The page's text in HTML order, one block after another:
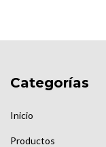
Categorías
Inicio
Productos